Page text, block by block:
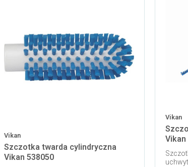
Vikan
Szczotka twarda cylindryczna
Vikan 538050
Vikan
Vikan